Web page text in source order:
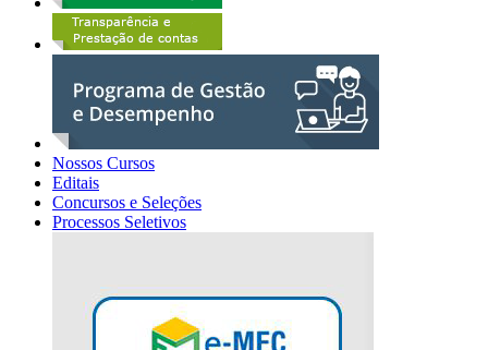
Nossos Cursos
Editais
Concursos e Seleções
Processos Seletivos